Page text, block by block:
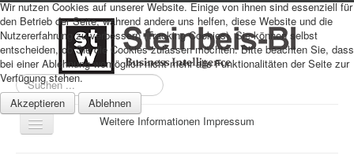
Suchen
...
Navigation
an/aus
Wir nutzen Cookies auf unserer Website. Einige von ihnen sind essenziell für
den Betrieb der Seite, während andere uns helfen, diese Website und die
Nutzererfahrung zu verbessern (Tracking Cookies). Sie können selbst
entscheiden, ob Sie die Cookies zulassen möchten. Bitte beachten Sie, dass
bei einer Ablehnung womöglich nicht mehr alle Funktionalitäten der Seite zur
Verfügung stehen.
Akzeptieren
Ablehnen
Weitere Informationen Impressum